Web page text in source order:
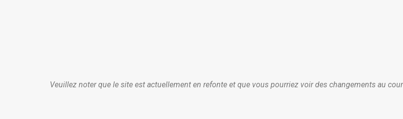
Veuillez noter que le site est actuellement en refonte et que vous pourriez voir des changements au